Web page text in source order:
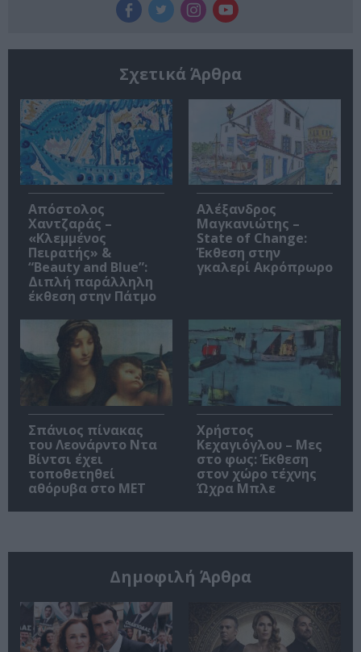
Σχετικά Άρθρα
Απόστολος
Χαντζαράς –
«Κλεμμένος
Πειρατής» &
“Beauty and Blue”:
Διπλή παράλληλη
έκθεση στην Πάτμο
Αλέξανδρος
Μαγκανιώτης –
State of Change:
Έκθεση στην
γκαλερί Ακρόπρωρο
Σπάνιος πίνακας
του Λεονάρντο Ντα
Βίντσι έχει
τοποθετηθεί
αθόρυβα στο MET
Χρήστος
Κεχαγιόγλου – Μες
στο φως: Έκθεση
στον χώρο τέχνης
Ώχρα Μπλε
Δημοφιλή Άρθρα